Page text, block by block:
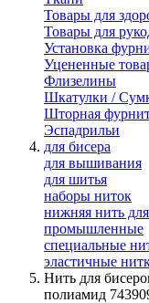
Товары для
Товары для
Установка
Уцененные
Флизелины
Шкатулки /
Шторная
Эспадрильи
для бисера
для вышивания
для шитья
наборы ниток
нижняя нить
промышленные
специальные
эластичные
Нить для
полиамид